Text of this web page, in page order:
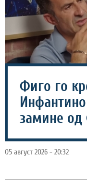
Фиго го
замине
05 август 2026 - 20:32